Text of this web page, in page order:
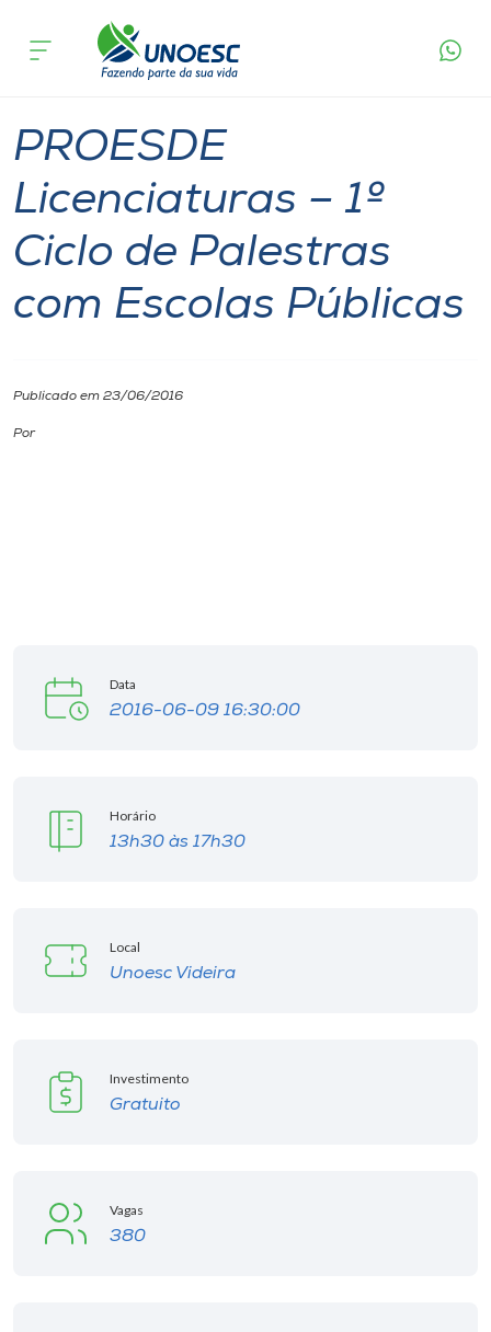
Cursos
Pesquisa
Atendimento ao Estudante
Portal de Ensino
Store
o idioma
acontece
PROESDE
Licenciaturas – 1º
Ciclo de Palestras
com Escolas Públicas
Publicado em 23/06/2016
Por
Data
2016-06-09 16:30:00
Horário
13h30 às 17h30
Local
Unoesc Videira
Investimento
Gratuito
Vagas
380